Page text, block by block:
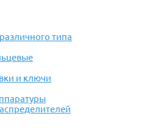
типа
и ключи